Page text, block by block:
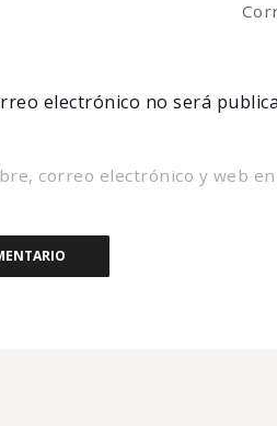
electrónico no será
correo electrónico y web